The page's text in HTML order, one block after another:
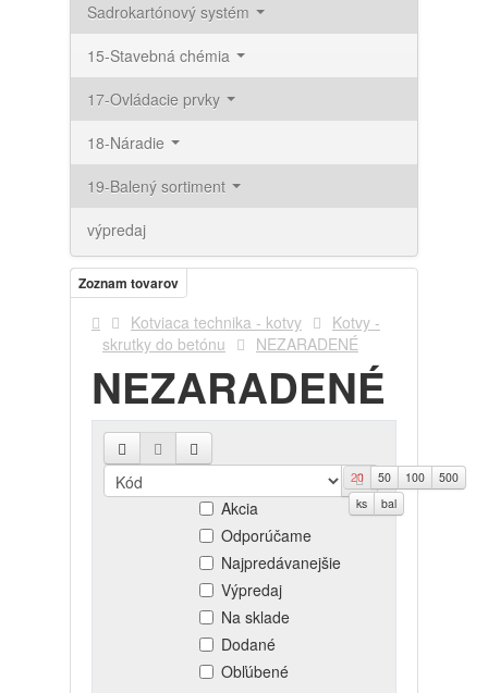
Sadrokartónový systém
15-Stavebná chémia
17-Ovládacie prvky
18-Náradie
19-Balený sortiment
výpredaj
Zoznam tovarov
Kotviaca technika - kotvy
Kotvy -
skrutky do betónu
NEZARADENÉ
NEZARADENÉ
Akcia
Odporúčame
Najpredávanejšie
Výpredaj
Na sklade
Dodané
Obľúbené
20 50 100
500
ks
bal